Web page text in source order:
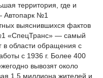
территория, где и
Автопарк №1
выяснившихся фактов
«СпецТранс» — самый
в области обращения с
с 1936 г. Более 400
вывозят около
1,5 миллиона жителей и